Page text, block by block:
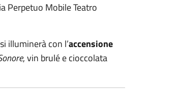
Perpetuo Mobile Teatro
illuminerà con l’accensione
, vin brulé e cioccolata